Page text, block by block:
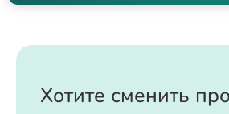
Хотите сменить